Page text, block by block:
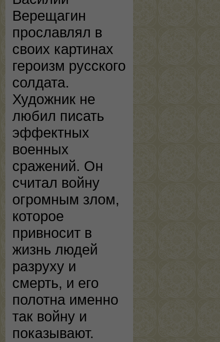
Верещагин
прославлял в
своих картинах
героизм русского
солдата.
Художник не
любил писать
эффектных
военных
сражений. Он
считал войну
огромным злом,
которое
привносит в
жизнь людей
разруху и
смерть, и его
полотна именно
так войну и
показывают.